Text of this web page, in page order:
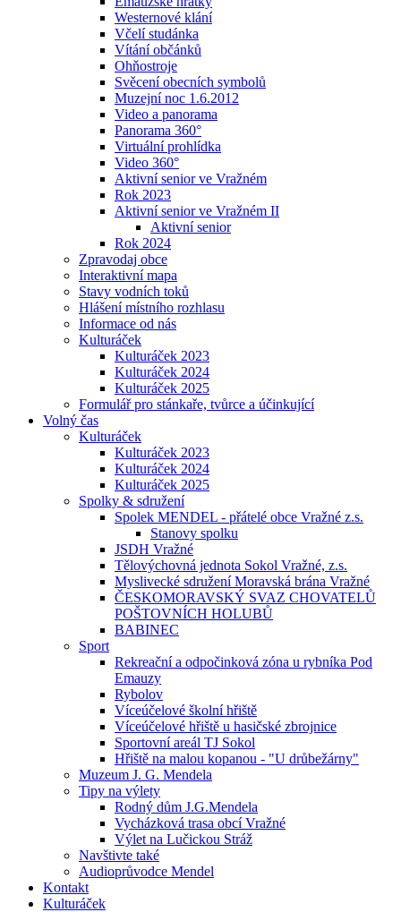
Westernové klání
Včelí studánka
Vítání občánků
Ohňostroje
Svěcení obecních symbolů
Muzejní noc 1.6.2012
Video a panorama
Panorama 360°
Virtuální prohlídka
Video 360°
Aktivní senior ve Vražném
Rok 2023
Aktivní senior ve Vražném II
Aktivní senior
Rok 2024
Zpravodaj obce
Interaktivní mapa
Stavy vodních toků
Hlášení místního rozhlasu
Informace od nás
Kulturáček
Kulturáček 2023
Kulturáček 2024
Kulturáček 2025
Formulář pro stánkaře, tvůrce a účinkující
Volný čas
Kulturáček
Kulturáček 2023
Kulturáček 2024
Kulturáček 2025
Spolky & sdružení
Spolek MENDEL - přátelé obce Vražné z.s.
Stanovy spolku
JSDH Vražné
Tělovýchovná jednota Sokol Vražné, z.s.
Myslivecké sdružení Moravská brána Vražné
ČESKOMORAVSKÝ SVAZ CHOVATELŮ
POŠTOVNÍCH HOLUBŮ
BABINEC
Sport
Rekreační a odpočinková zóna u rybníka Pod
Emauzy
Rybolov
Víceúčelové školní hřiště
Víceúčelové hřiště u hasičské zbrojnice
Sportovní areál TJ Sokol
Hřiště na malou kopanou - "U drůbežárny"
Muzeum J. G. Mendela
Tipy na výlety
Rodný dům J.G.Mendela
Vycházková trasa obcí Vražné
Výlet na Lučickou Stráž
Navštivte také
Audioprůvodce Mendel
Kontakt
Kulturáček